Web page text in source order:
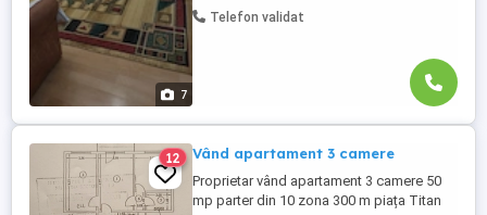
7
Telefon validat
12 Vând apartament 3 camere
Proprietar vând apartament 3 camere 50
mp parter din 10 zona 300 m piața Titan